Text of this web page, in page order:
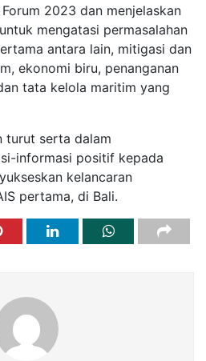
2023 dan menjelaskan
mengatasi permasalahan
antara lain, mitigasi dan
ekonomi biru, penanganan
tata kelola maritim yang
turut serta dalam
informasi positif kepada
kelancaran
pertama, di Bali.